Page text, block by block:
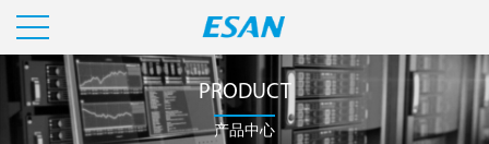
PRODUCT
产品中心